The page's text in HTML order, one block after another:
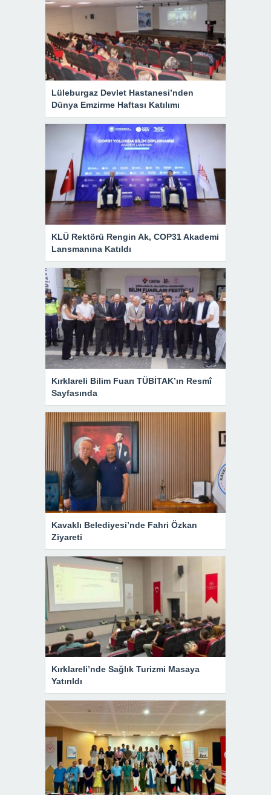
Lüleburgaz Devlet Hastanesi’nden
Dünya Emzirme Haftası Katılımı
KLÜ Rektörü Rengin Ak, COP31 Akademi
Lansmanına Katıldı
Kırklareli Bilim Fuarı TÜBİTAK’ın Resmî
Sayfasında
Kavaklı Belediyesi’nde Fahri Özkan
Ziyareti
Kırklareli’nde Sağlık Turizmi Masaya
Yatırıldı